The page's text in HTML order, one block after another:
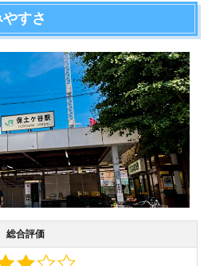
すさ
総合評価